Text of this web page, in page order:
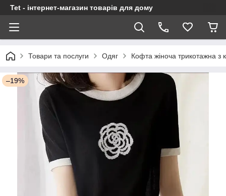
Tet - інтернет-магазин товарів для дому
Товари та послуги Одяг Кофта жіноча трикотажна з
–19%